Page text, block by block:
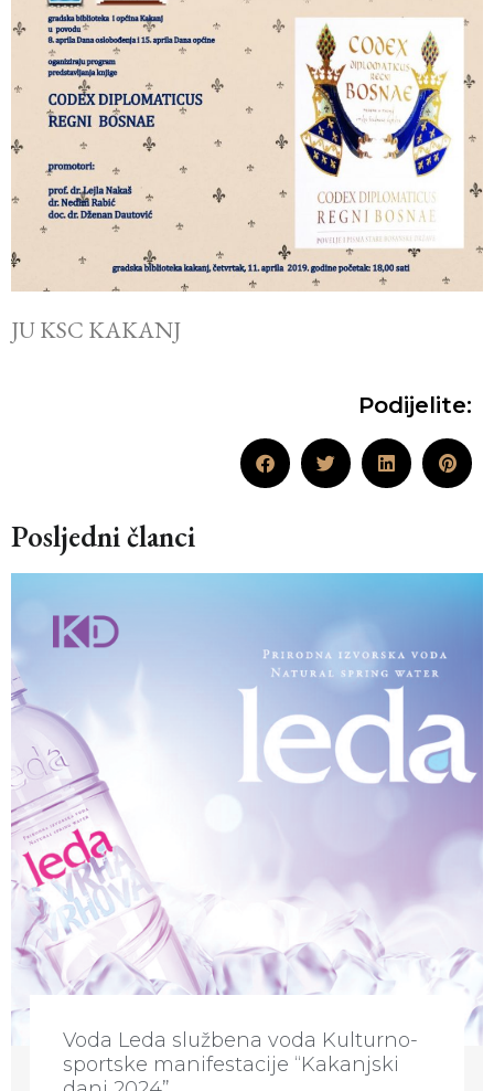
JU KSC KAKANJ
Podijelite:
Posljedni članci
Voda Leda službena voda Kulturno-
sportske manifestacije “Kakanjski